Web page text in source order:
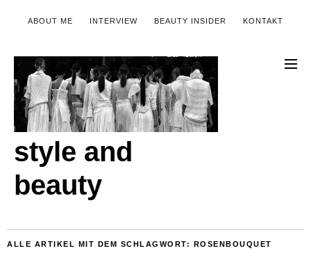
ABOUT ME INTERVIEW BEAUTY INSIDER KONTAKT
style and
beauty
ALLE ARTIKEL MIT DEM SCHLAGWORT: ROSENBOUQUET